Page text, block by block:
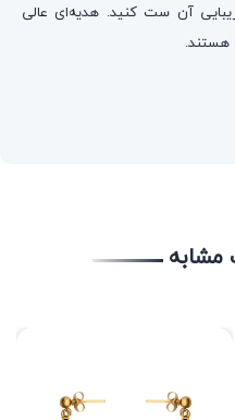
آن ست کنید. هدیه‌ای عالی
هستند.